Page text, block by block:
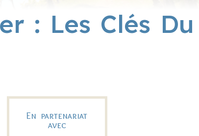
: Les Clés Du
En partenariat
avec